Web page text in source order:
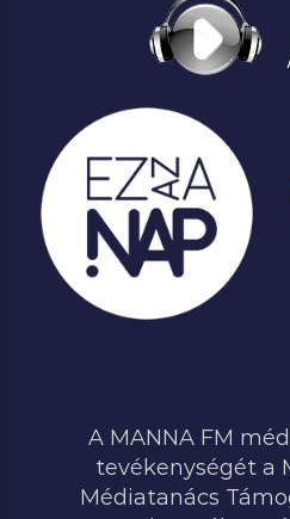
A MANNA FM
tevékenységét a
Médiatanács